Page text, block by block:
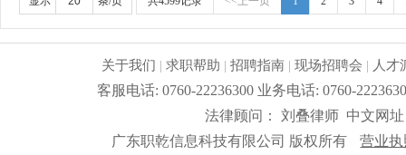
关于我们 |求职帮助 |招聘指南 |现场招聘会 | 人才
客服电话: 0760-22236300 业务电话: 0760-
法律顾问： 刘叠律师 中文网
广东职乾信息科技有限公司 版权所有
营业